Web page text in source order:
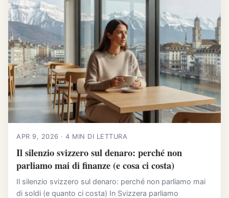
APR 9, 2026 · 4 MIN DI LETTURA
Il silenzio svizzero sul denaro: perché non
parliamo mai di finanze (e cosa ci costa)
Il silenzio svizzero sul denaro: perché non parliamo mai
di soldi (e quanto ci costa) In Svizzera parliamo